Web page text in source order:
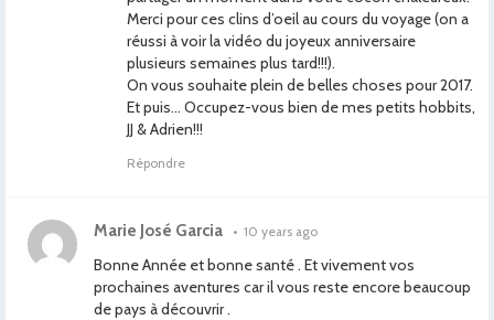
Merci pour ces clins d’oeil au cours du voyage (on a
réussi à voir la vidéo du joyeux anniversaire
plusieurs semaines plus tard!!!).
On vous souhaite plein de belles choses pour 2017.
Et puis… Occupez-vous bien de mes petits hobbits,
JJ & Adrien!!!
Répondre
Marie José Garcia • 10 years ago
Bonne Année et bonne santé . Et vivement vos
prochaines aventures car il vous reste encore beaucoup
de pays à découvrir .